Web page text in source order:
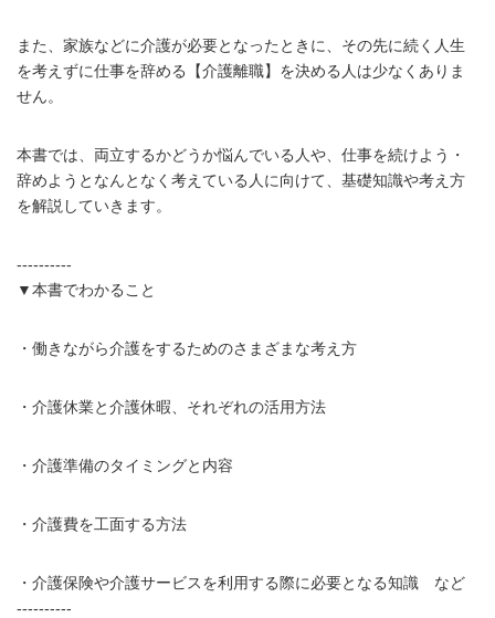
また、家族などに介護が必要となったときに、その先に続く人生
を考えずに仕事を辞める【介護離職】を決める人は少なくありま
せん。
本書では、両立するかどうか悩んでいる人や、仕事を続けよう・
辞めようとなんとなく考えている人に向けて、基礎知識や考え方
を解説していきます。
----------
▼本書でわかること
・働きながら介護をするためのさまざまな考え方
・介護休業と介護休暇、それぞれの活用方法
・介護準備のタイミングと内容
・介護費を工面する方法
・介護保険や介護サービスを利用する際に必要となる知識 など
----------